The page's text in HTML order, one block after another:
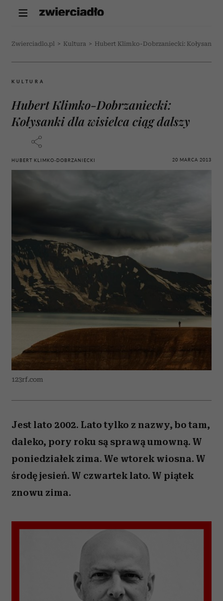
Zwierciadlo.pl > Kultura > Hubert Klimko-Dobrzaniecki: Kołysanki
KULTURA
Hubert Klimko-Dobrzaniecki:
Kołysanki dla wisielca ciąg dalszy
HUBERT KLIMKO-DOBRZANIECKI 20 MARCA 2013
123rf.com
Jest lato 2002. Lato tylko z nazwy, bo tam,
daleko, pory roku są sprawą umowną. W
poniedziałek zima. We wtorek wiosna. W
środę jesień. W czwartek lato. W piątek
znowu zima.